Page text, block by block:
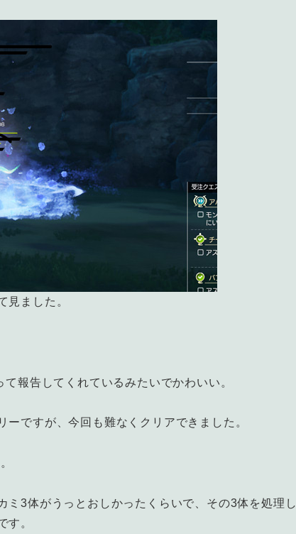
見ました。
報告してくれているみたいでかわいい。
ですが、今回も難なくクリアできました。
3体がうっとおしかったくらいで、その3体を処理し
す。